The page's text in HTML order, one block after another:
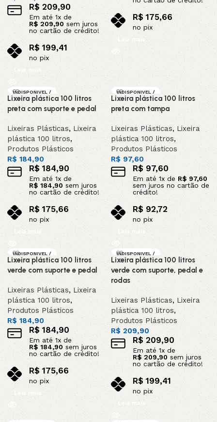
R$209,90
Em até1x de
R$ 209,90 sem juros
no cartão de crédito!
R$ 199,41
no pix
Leia mais
R$ 175,66
no pix
Leia mais
INDISPONIVEL /
SOB ENCOMEND
A
Lixeira plástica 100 litros
preta com suporte e pedal
Lixeiras Plásticas, Lixeira
plástica 100 litros,
Produtos Plásticos
R$184,90
R$184,90
Em até1x de
R$ 184,90 sem juros
no cartão de crédito!
R$ 175,66
no pix
Leia mais
INDISPONIVEL /
SOB ENCOMEND
A
Lixeira plástica 100 litros
preta com tampa
Lixeiras Plásticas, Lixeira
plástica 100 litros,
Produtos Plásticos
R$97,60
R$ 97,60
Em até 1x de R$ 97,60
sem juros no cartão de
crédito!
R$ 92,72
no pix
Leia mais
INDISPONIVEL /
SOB ENCOMEND
A
Lixeira plástica 100 litros
verde com suporte e pedal
Lixeiras Plásticas, Lixeira
plástica 100 litros,
Produtos Plásticos
R$184,90
R$ 184,90
Em até 1x de
R$184,90sem juros
no cartão de crédito!
R$175,66
no pix
Leia mais
INDISPONIVEL /
SOB ENCOMEND
A
Lixeira plástica 100 litros
verde com suporte, pedal e
rodas
Lixeiras Plásticas, Lixeira
plástica 100 litros,
Produtos Plásticos
R$ 209,90
R$209,90
Em até1x de
R$209,90 sem juros
no cartão de crédito!
R$199,41
no pix
Leia mais